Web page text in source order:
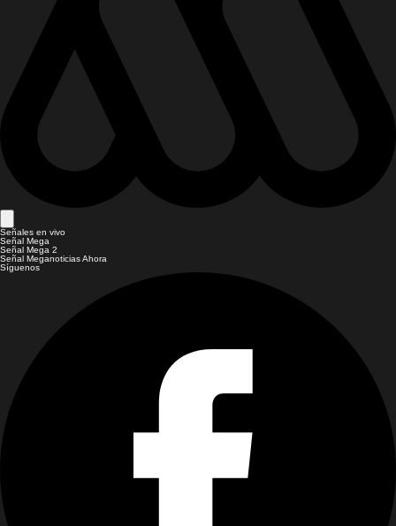
Señales en vivo
Señal Mega
Señal Mega 2
Señal Meganoticias Ahora
Síguenos